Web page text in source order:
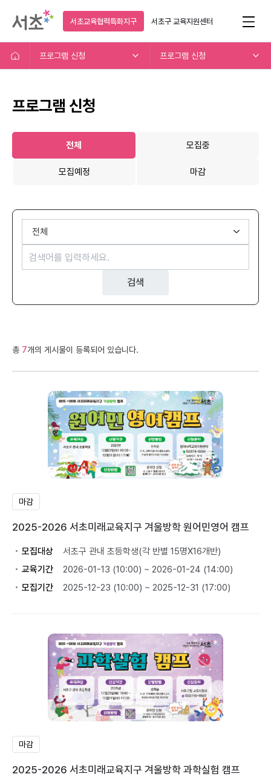
서초교육협력특화지구 서초구교육지원센터
프로그램 신청 프로그램 신청
프로그램 신청
전체 모집중
모집예정 마감
검색
총 7개의 게시물이 등록되어 있습니다.
마감
2025-2026 서초미래교육지구 겨울방학 원어민영어 캠프
모집대상
서초구 관내 초등학생(각 반별 15명X16개반)
교육기간
2026-01-13 (10:00) ~ 2026-01-24 (14:00)
모집기간
2025-12-23 (10:00) ~ 2025-12-31 (17:00)
마감
2025-2026 서초미래교육지구 겨울방학 과학실험 캠프